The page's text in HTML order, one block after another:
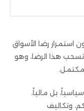
استمرار رضا الأسواق
هذا الرضا، وهو
بل مالياً،
وتكاليف